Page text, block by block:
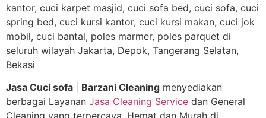
kantor, cuci karpet masjid, cuci sofa bed, cuci sofa, cuci
spring bed, cuci kursi kantor, cuci kursi makan, cuci jok
mobil, cuci bantal, poles marmer, poles parquet di
seluruh wilayah Jakarta, Depok, Tangerang Selatan,
Bekasi
Jasa Cuci sofa
Barzani Cleaning menyediakan
berbagai Layanan Jasa Cleaning Service dan General